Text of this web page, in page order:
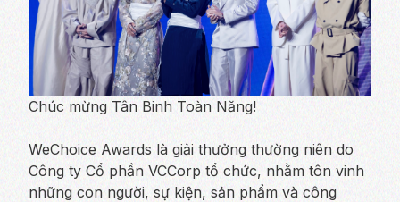
Chúc mừng Tân Binh Toàn Năng!
WeChoice Awards là giải thưởng thường niên do
Công ty Cổ phần VCCorp tổ chức, nhằm tôn vinh
những con người, sự kiện, sản phẩm và công